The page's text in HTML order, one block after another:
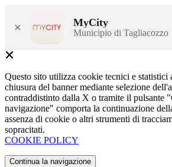
× MyCity
Municipio di Tagliacozzo
Questo sito utilizza cookie tecnici e statistici
chiusura del banner mediante selezione
contraddistinto dalla X o tramite il pulsante
navigazione" comporta la continuazione
assenza di cookie o altri strumenti di
sopracitati.
COOKIE POLICY
Continua la navigazione